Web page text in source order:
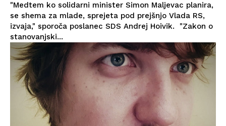
"Medtem ko solidarni minister Simon Maljevac planira,
se shema za mlade, sprejeta pod prejšnjo Vlada RS,
izvaja," sporoča poslanec SDS Andrej Hoivik. "Zakon o
stanovanjski...